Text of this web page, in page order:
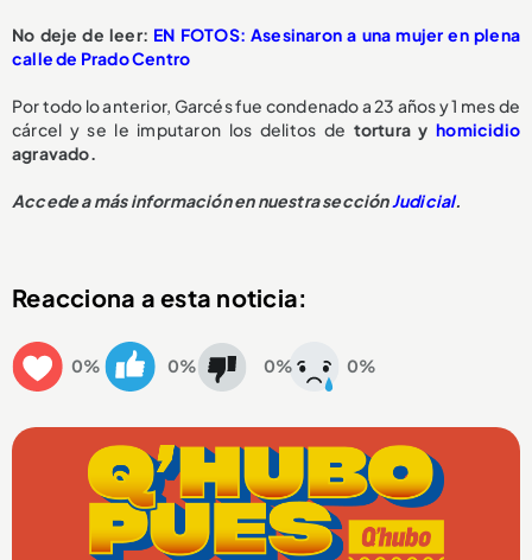
No deje de leer: EN FOTOS: Asesinaron a una mujer en plena
calle de Prado Centro
Por todo lo anterior, Garcés fue condenado a 23 años y 1 mes de
cárcel y se le imputaron los delitos de tortura yhomicidio
agravado.
Accede a más información en nuestra secciónJudicial.
Reacciona a esta noticia:
0% 0% 0% 0%